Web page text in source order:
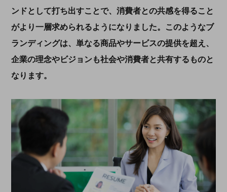
ンドとして打ち出すことで、消費者との共感を得ること
がより一層求められるようになりました。このようなブ
ランディングは、単なる商品やサービスの提供を超え、
企業の理念やビジョンも社会や消費者と共有するものと
なります。